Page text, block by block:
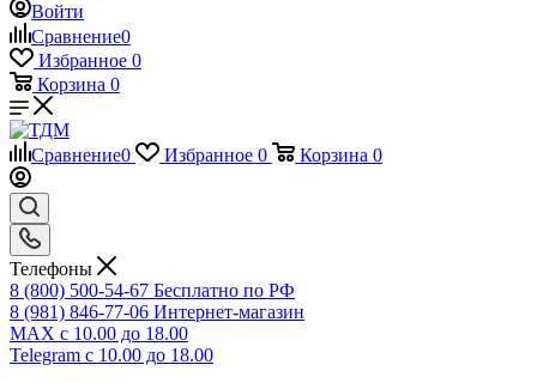
Войти
Сравнение0
Избранное 0
Корзина 0
Сравнение0 Избранное 0 Корзина 0
Телефоны
8 (800) 500-54-67 Бесплатно по РФ
8 (981) 846-77-06 Интернет-магазин
MAX с 10.00 до 18.00
Telegram с 10.00 до 18.00